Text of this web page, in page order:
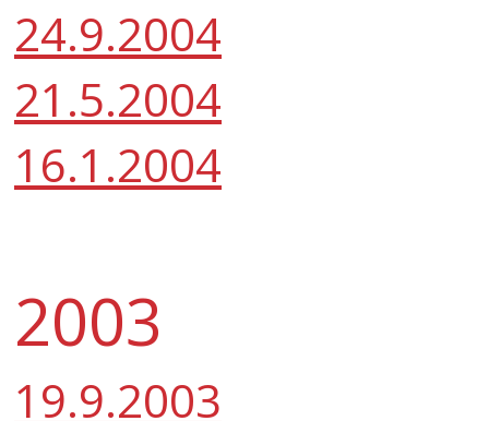
24.9.2004
21.5.2004
16.1.2004
2003
19.9.2003